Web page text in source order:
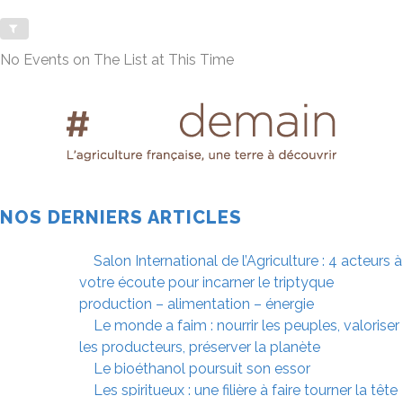
No Events on The List at This Time
NOS DERNIERS ARTICLES
Salon International de l’Agriculture : 4 acteurs à
votre écoute pour incarner le triptyque
production – alimentation – énergie
Le monde a faim : nourrir les peuples, valoriser
les producteurs, préserver la planète
Le bioéthanol poursuit son essor
Les spiritueux : une filière à faire tourner la tête